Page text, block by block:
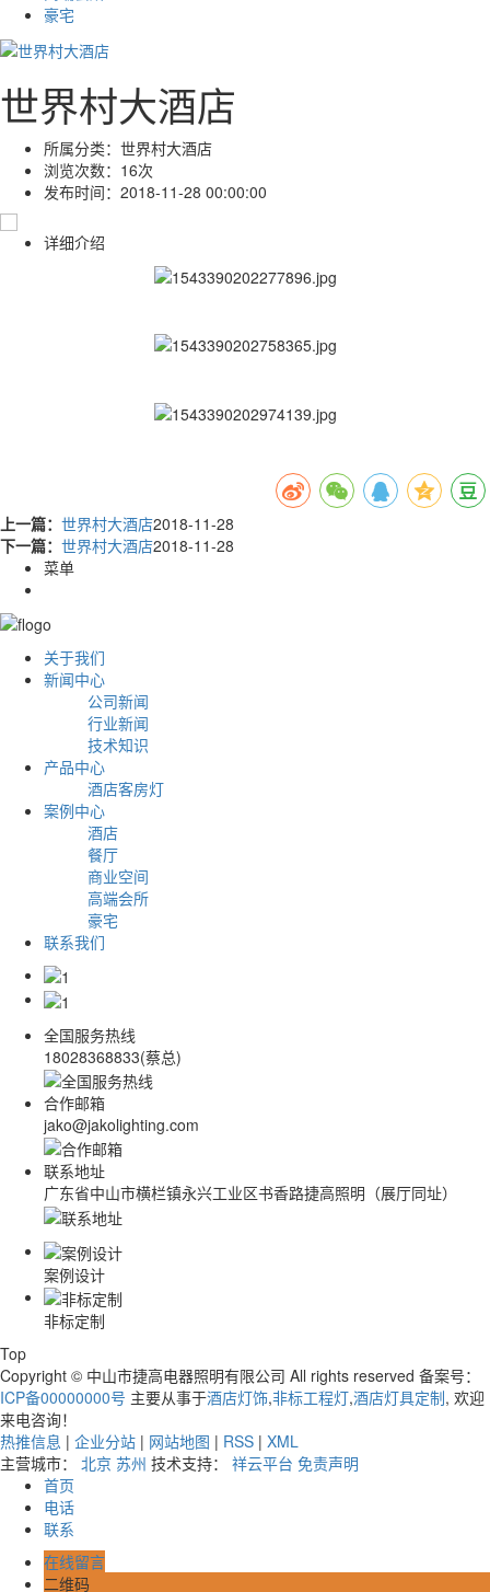
豪宅
世界村大酒店
所属分类： 世界村大酒店
浏览次数： 16次
发布时间： 2018-11-28 00:00:00
详细介绍
上一篇： 世界村大酒店2018-11-28
下一篇： 世界村大酒店2018-11-28
菜单
关于我们
新闻中心
公司新闻
行业新闻
技术知识
产品中心
酒店客房灯
案例中心
酒店
餐厅
商业空间
高端会所
豪宅
联系我们
全国服务热线
18028368833(蔡总)
合作邮箱
jako@jakolighting.com
联系地址
广东省中山市横栏镇永兴工业区书香路捷高照明（展厅同址）
案例设计
非标定制
Top
Copyright © 中山市捷高电器照明有限公司 All rights reserved 备案号：
ICP备00000000号 主要从事于酒店灯饰,非标工程灯,酒店灯具定制, 欢迎
来电咨询！
热推信息 | 企业分站 | 网站地图 | RSS | XML
主营城市： 北京 苏州 技术支持： 祥云平台 免责声明
首页
电话
联系
在线留言
二维码